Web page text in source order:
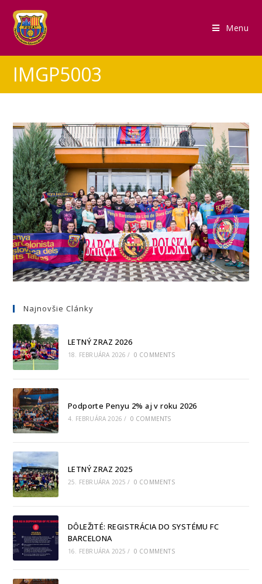
Menu
IMGP5003
Najnovšie Clánky
LETNÝ ZRAZ 2026
18. FEBRUÁRA 2026 / 0 COMMENTS
Podporte Penyu 2% aj v roku 2026
4. FEBRUÁRA 2026 / 0 COMMENTS
LETNÝ ZRAZ 2025
25. FEBRUÁRA 2025 / 0 COMMENTS
DÔLEŽITÉ: REGISTRÁCIA DO SYSTÉMU FC
BARCELONA
16. FEBRUÁRA 2025 / 0 COMMENTS